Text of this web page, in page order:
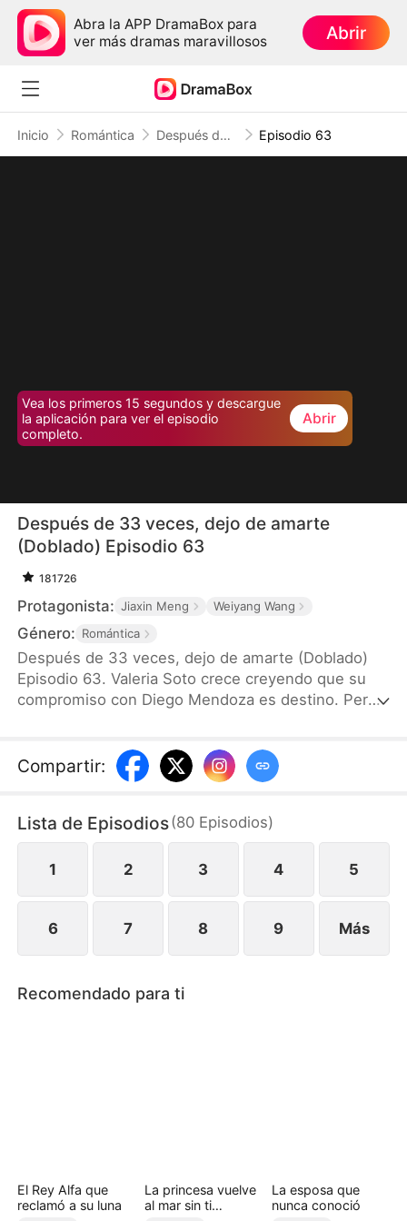
Abra la APP DramaBox para
ver más dramas maravillosos
Abrir
Inicio Romántica Después de 33 veces, dejo de amarte (Doblado) Episodio 63
Vea los primeros 15 segundos y descargue
la aplicación para ver el episodio
completo.
Abrir
Después de 33 veces, dejo de amarte
(Doblado) Episodio 63
181726
Protagonista: Jiaxin Meng Weiyang Wang
Género: Romántica
Después de 33 veces, dejo de amarte (Doblado)
Episodio 63. Valeria Soto crece creyendo que su
compromiso con Diego Mendoza es destino. Pero
descubrir que todos fueron planeados por
Sebastian para retrasar la boda, decide romper el
Compartir:
Lista de Episodios(80 Episodios)
1 2 3 4 5
6 7 8 9 Más
Recomendado para ti
El Rey Alfa que
reclamó a su luna
La princesa vuelve
al mar sin ti
La esposa que
nunca conoció